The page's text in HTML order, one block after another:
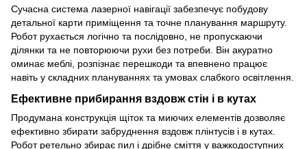
Сучасна система лазерної навігації забезпечує побудову
детальної карти приміщення та точне планування маршруту.
Робот рухається логічно та послідовно, не пропускаючи
ділянки та не повторюючи рухи без потреби. Він акуратно
оминає меблі, розпізнає перешкоди та впевнено працює
навіть у складних плануваннях та умовах слабкого освітлення.
Ефективне прибирання вздовж стін і в кутах
Продумана конструкція щіток та миючих елементів дозволяє
ефективно збирати забруднення вздовж плінтусів і в кутах.
Робот ретельно збирає пил і дрібне сміття у важкодоступних